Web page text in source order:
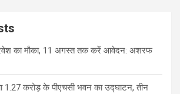
का मौका, 11 अगस्त तक करें आवेदन: अशरफ
1.27 करोड़ के पीएचसी भवन का उद्घाटन, तीन